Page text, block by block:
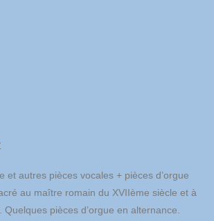
et autres pièces vocales + pièces d’orgue
au maître romain du XVIIème siècle et à
pièces d’orgue en alternance.